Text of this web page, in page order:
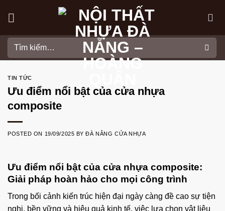
kiếm:
TIN TỨC
Ưu điểm nổi bật của cửa nhựa
composite
POSTED ON 19/09/2025 BYĐÀ NẴNG CỬA NHỰA
Ưu điểm nổi bật của cửa nhựa composite:
Giải pháp hoàn hảo cho mọi công trình
Trong bối cảnh kiến trúc hiện đại ngày càng đề cao sự tiện
nghi, bền vững và hiệu quả kinh tế, việc lựa chọn vật liệu